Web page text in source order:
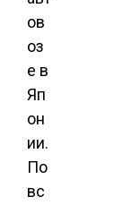
ов
оз
е в
Яп
он
ии.
По
вс